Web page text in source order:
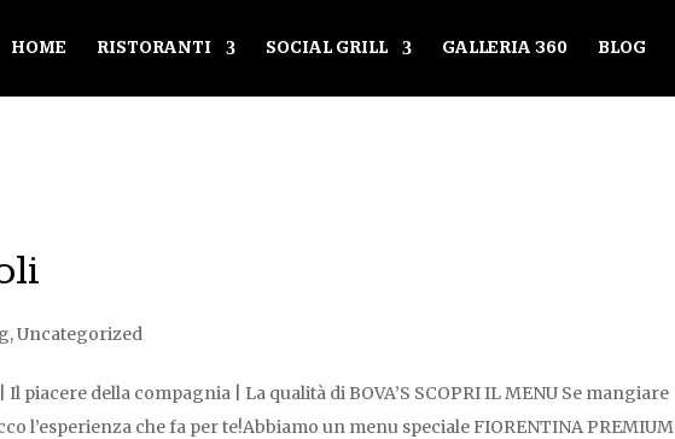
HOME RISTORANTI SOCIAL GRILL GALLERIA 360 BLOG
,Uncategorized
piacere della compagnia | La qualità di BOVA’S SCOPRI IL MENU Se mangiare
l’esperienza che fa per te!Abbiamo un menu speciale FIORENTINA PREMIUM